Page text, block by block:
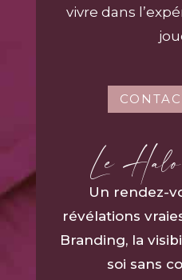
vivre dans
Le
Un rendez-
révélations
Branding, la
soi sans